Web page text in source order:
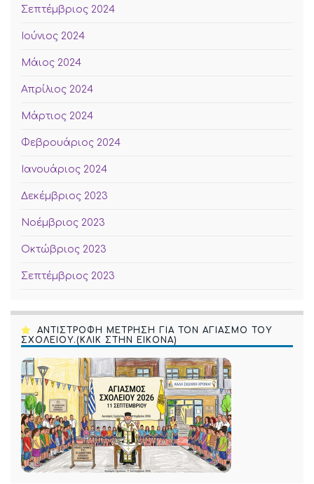
Σεπτέμβριος 2024
Ιούνιος 2024
Μάιος 2024
Απρίλιος 2024
Μάρτιος 2024
Φεβρουάριος 2024
Ιανουάριος 2024
Δεκέμβριος 2023
Νοέμβριος 2023
Οκτώβριος 2023
Σεπτέμβριος 2023
ΑΝΤΙΣΤΡΟΦΗ ΜΕΤΡΗΣΗ ΓΙΑ ΤΟΝ ΑΓΙΑΣΜΟ ΤΟΥ
ΣΧΟΛΕΙΟΥ.(ΚΛΙΚ ΣΤΗΝ ΕΙΚΟΝΑ)